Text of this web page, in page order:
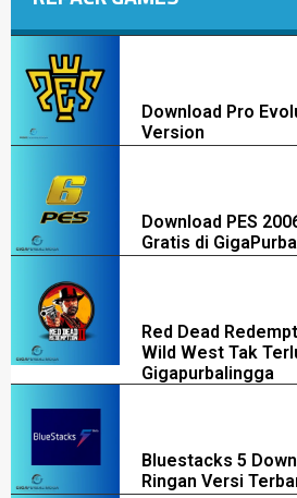
Download Pro
Version
Download PES
Gratis di
Red Dead
Wild West Tak
Gigapurbalingga
Bluestacks 5
Ringan Versi